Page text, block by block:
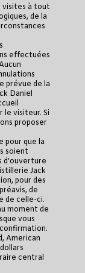
visites à tout
de la
effectuées
prévue de la
Daniel
le visiteur. Si
proposer
pour que la
soient
d'ouverture
Jack
pour des
de
de celle-ci.
moment de
vous
American
central